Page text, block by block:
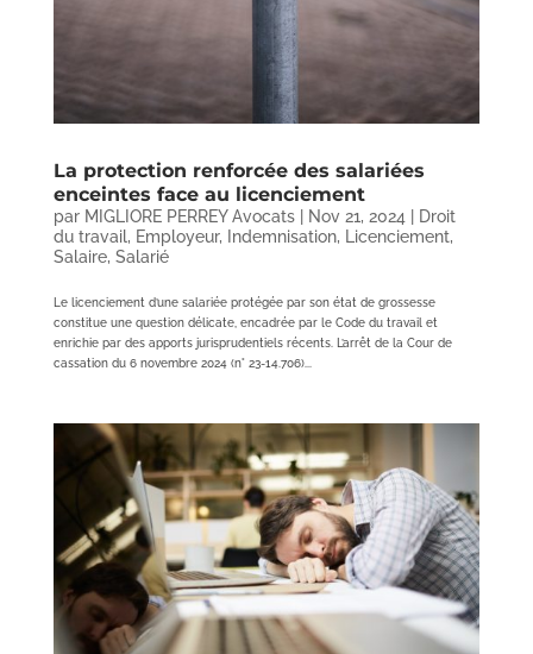
La protection renforcée des salariées
enceintes face au licenciement
par MIGLIORE PERREY Avocats| Nov 21, 2024
Droit
du travail, Employeur, Indemnisation, Licenciement,
Salaire, Salarié
Le licenciement d’une salariée protégée par son état de grossesse
constitue une question délicate, encadrée par le Code du travail et
enrichie par des apports jurisprudentiels récents. L’arrêt de la Cour de
cassation du 6 novembre 2024 (n° 23-14.706)...